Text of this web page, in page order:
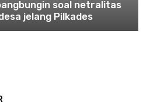
soal netralitas
jelang Pilkades